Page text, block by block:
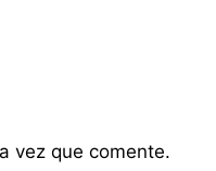
vez que comente.